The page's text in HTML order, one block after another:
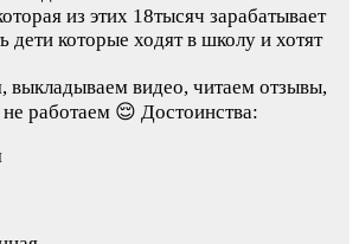
из этих 18тысяч зарабатывает
дети которые ходят в школу и хотят
выкладываем видео, читаем отзывы,
не работаем 😌 Достоинства: